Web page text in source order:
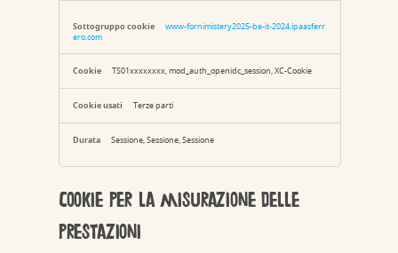
www-fornimistery2025-be-it-2024.ipaasferr
ero.com
TS01xxxxxxxx, mod_auth_openidc_session, XC-Cookie
Terze parti
Sessione, Sessione, Sessione
Cookie per la misurazione delle
prestazioni